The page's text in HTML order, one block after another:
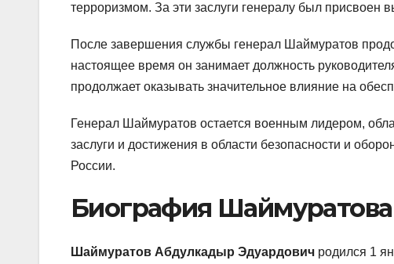
терроризмом. За эти заслуги генералу был
После завершения службы генерал Шаймуратов
настоящее время он занимает должность
продолжает оказывать значительное влияние на
Генерал Шаймуратов остается военным лидером,
заслуги и достижения в области безопасности и
России.
Биография Шаймуратова
Шаймуратов Абдулкадыр Эдуардович родился 1